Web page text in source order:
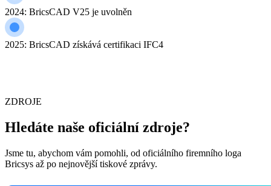
2024: BricsCAD V25 je uvolněn
2025: BricsCAD získává certifikaci IFC4
ZDROJE
Hledáte naše oficiální zdroje?
Jsme tu, abychom vám pomohli, od oficiálního firemního loga
Bricsys až po nejnovější tiskové zprávy.